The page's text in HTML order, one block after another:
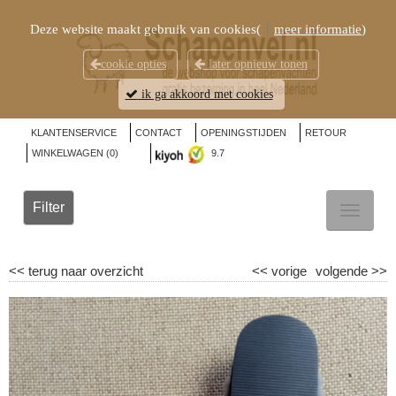
KLANTENSERVICE CONTACT OPENINGSTIJDEN
RETOUR
WINKELWAGEN (0) 9.7
Filter
<< terug naar overzicht volgende >>
<< vorige
Deze website maakt gebruik van cookies( meer informatie)
cookie opties later opnieuw tonen
ik ga akkoord met cookies